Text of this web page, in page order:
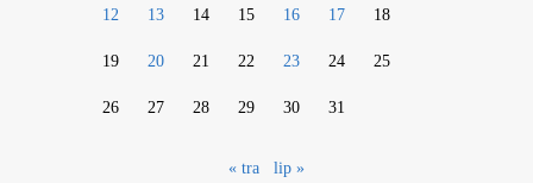
12 13 14 15 16 17 18
19 20 21 22 23 24 25
26 27 28 29 30 31
« tra lip »